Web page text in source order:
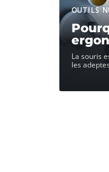
OUTILS
La souris
les